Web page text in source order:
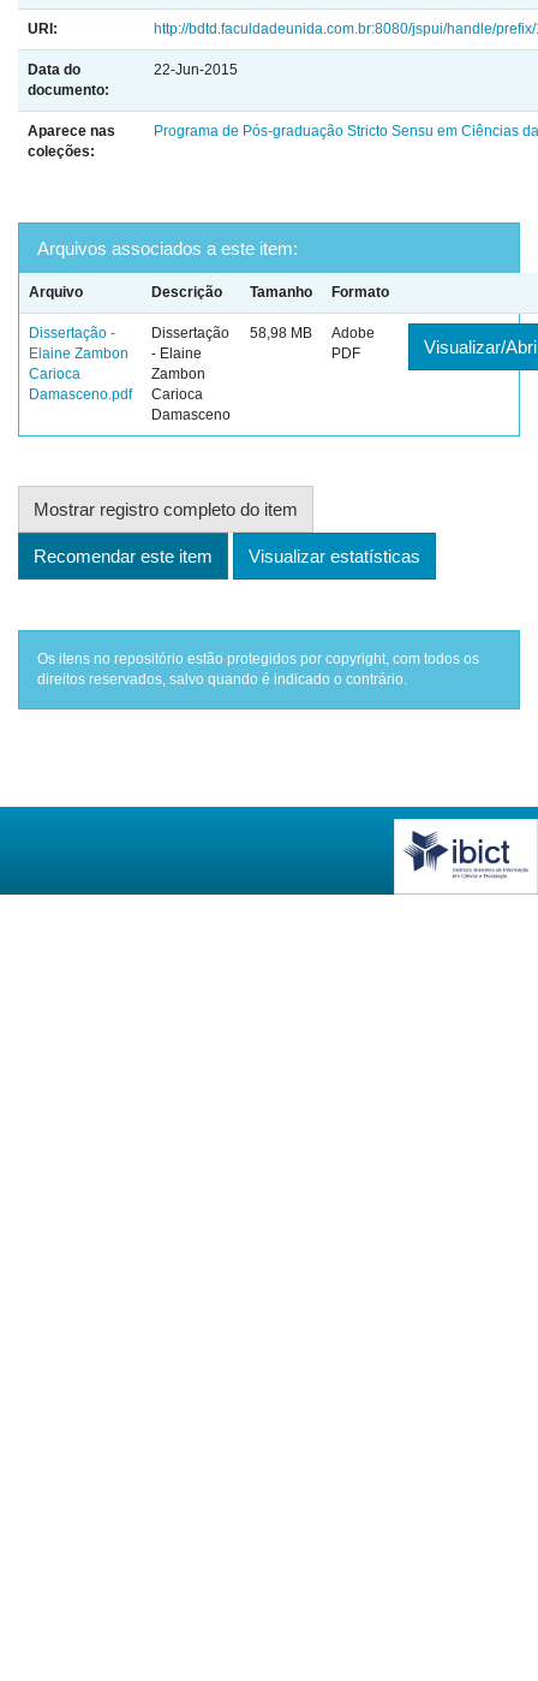
URI: http://bdtd.faculdadeunida.com.br:8080/jspui/handle/
Data do
documento:
22-Jun-2015
Aparece nas
coleções:
Programa de Pós-graduação Stricto Sensu em Ciências
Arquivos associados a este item:
Arquivo Descrição Tamanho Formato
Dissertação -
Elaine Zambon
Carioca
Damasceno.pdf
Dissertação
- Elaine
Zambon
Carioca
Damasceno
58,98 MB
Adobe
PDF
Visualizar/
Mostrar registro completo do item
Recomendar este item Visualizar estatísticas
Os itens no repositório estão protegidos por copyright, com todos os
direitos reservados, salvo quando é indicado o contrário.